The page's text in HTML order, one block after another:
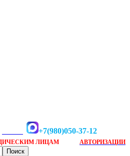
+7(980)050-37-12
ЛИЦАМ АВТОРИЗАЦИИ